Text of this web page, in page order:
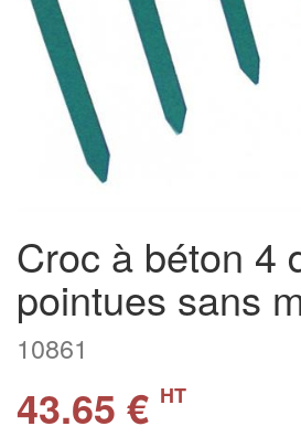
Croc à béton 4
pointues sans
10861
43.65 € HT